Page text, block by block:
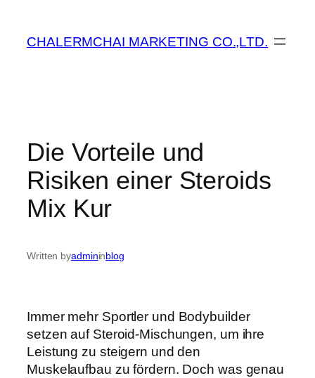
CHALERMCHAI MARKETING CO.,LTD.
Die Vorteile und
Risiken einer Steroids
Mix Kur
Written byadmininblog
Immer mehr Sportler und Bodybuilder
setzen auf Steroid-Mischungen, um ihre
Leistung zu steigern und den
Muskelaufbau zu fördern. Doch was genau